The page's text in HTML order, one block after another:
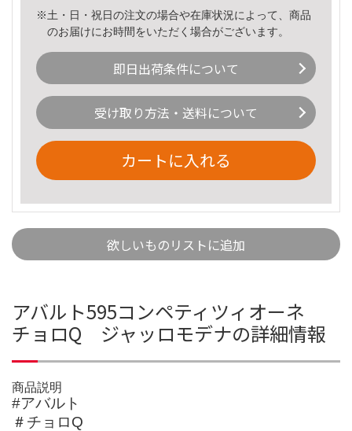
※土・日・祝日の注文の場合や在庫状況によって、商品
のお届けにお時間をいただく場合がございます。
即日出荷条件について
受け取り方法・送料について
カートに入れる
欲しいものリストに追加
アバルト595コンペティツィオーネ
チョロQ ジャッロモデナの詳細情報
商品説明
#アバルト
＃チョロQ